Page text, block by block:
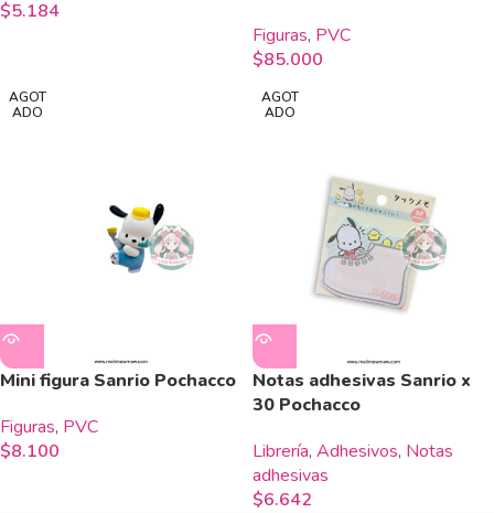
$5.184
Figuras, PVC
$85.000
AGOT
ADO
Mini figura Sanrio Pochacco
Figuras, PVC
$8.100
AGOT
ADO
Notas adhesivas Sanrio x
30 Pochacco
Librería, Adhesivos, Notas
adhesivas
$6.642